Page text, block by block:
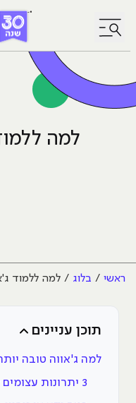
לחץ לפתיחת/סגירת
למה
ראשי בלוג למה ללמוד
תוכן עניינים
למה ג'אווה טובה
3 יתרונות עצומים לתכנות בשפת Java